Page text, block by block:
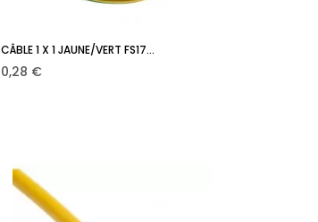
Ajouter au panier
CÂBLE 1 X 1 JAUNE/VERT FS17...
Prix
0,28 €